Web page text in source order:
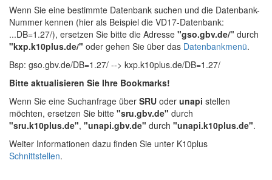
Wenn Sie eine bestimmte Datenbank suchen und die Datenbank-
Nummer kennen (hier als Beispiel die VD17-Datenbank:
...DB=1.27/), ersetzen Sie bitte die Adresse "gso.gbv.de/" durch
"kxp.k10plus.de/" oder gehen Sie über das Datenbankmenü.
Bsp: gso.gbv.de/DB=1.27/ --> kxp.k10plus.de/DB=1.27/
Bitte aktualisieren Sie Ihre Bookmarks!
Wenn Sie eine Suchanfrage über SRU oder unapi stellen
möchten, ersetzen Sie bitte "sru.gbv.de" durch
"sru.k10plus.de", "unapi.gbv.de" durch "unapi.k10plus.de".
Weiter Informationen dazu finden Sie unter K10plus
Schnittstellen.